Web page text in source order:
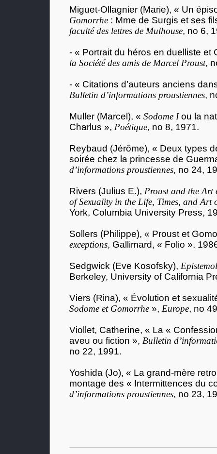
Miguet-Ollagnier (Marie), « Un
Gomorrhe : Mme de Surgis et ses
faculté des lettres de Mulhouse, no 6,
- « Portrait du héros en duelliste et
la Société des amis de Marcel Proust,
- « Citations d’auteurs anciens
Bulletin d’informations proustiennes,
Muller (Marcel), « Sodome Iou la
Charlus », Poétique, no 8, 1971.
Reybaud (Jérôme), « Deux types
soirée chez la princesse de
d’informations proustiennes, no 24,
Rivers (Julius E.), Proust and the Art
of Sexuality in the Life, Times, and Art
York, Columbia University Press,
Sollers (Philippe), « Proust et
exceptions, Gallimard, « Folio »,
Sedgwick (Eve Kosofsky),
Berkeley, University of California
Viers (Rina), « Évolution et
Sodome et Gomorrhe », Europe, no
Viollet, Catherine, « La «
aveu ou fiction », Bulletin
no 22, 1991.
Yoshida (Jo), « La grand-mère
montage des « Intermittences du
d’informations proustiennes, no 23,